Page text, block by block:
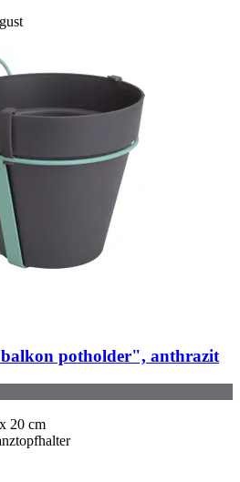
potholder", anthrazit
20 cm